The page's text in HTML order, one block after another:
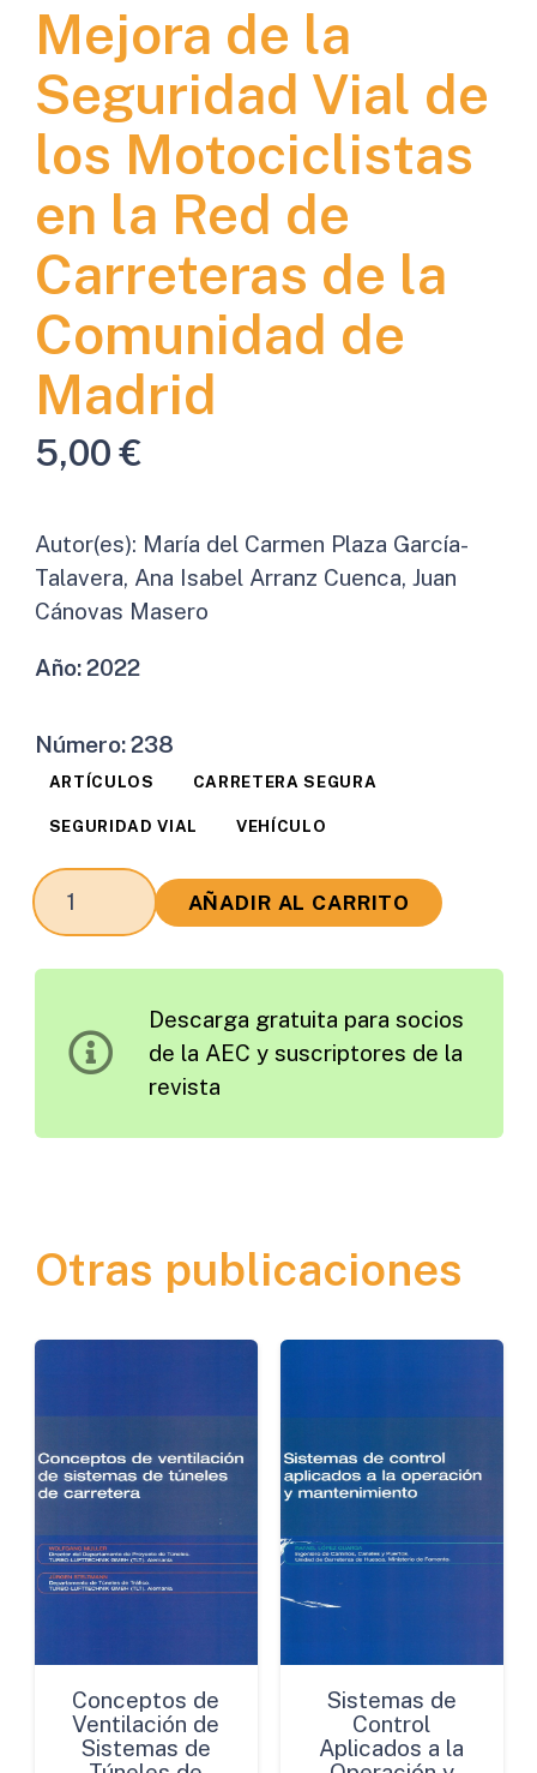
Mejora de la
Seguridad Vial de
los Motociclistas
en la Red de
Carreteras de la
Comunidad de
Madrid
5,00€
Autor(es): María del Carmen Plaza García-
Talavera, Ana Isabel Arranz Cuenca, Juan
Cánovas Masero
Año:2022
Número:238
ARTÍCULOS CARRETERA SEGURA
SEGURIDAD VIAL VEHÍCULO
Mejora
de
de
Carreteras
de
Madrid
cantidad
AÑADIR AL CARRITO
Descarga gratuita para socios
de la AEC y suscriptores de la
revista
Otras publicaciones
Conceptos de
Ventilación de
Sistemas de
Sistemas de
Control
Aplicados a la